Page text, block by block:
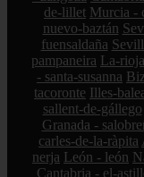
de-lillet Murcia -
nuevo-baztán
fuensaldaña
pampaneira La-
- santa-susanna
tacoronte Illes-
sallent-de-gállego
Granada -
carles-de-la-ràpita
nerja León - león
Cantabria - el-